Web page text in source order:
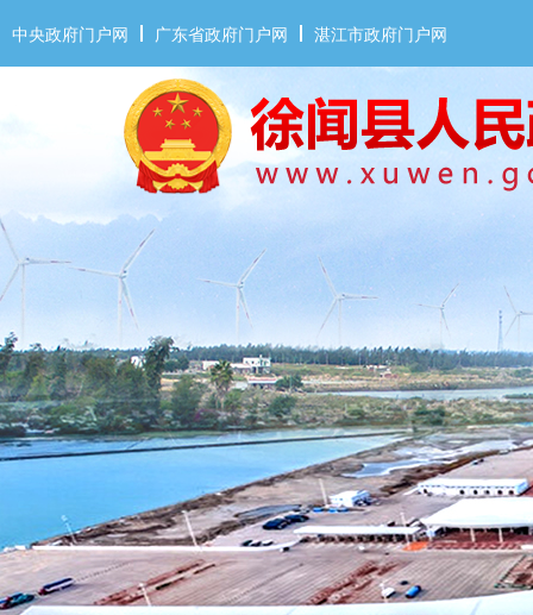
中央政府门户网 广东省政府门户网 湛江市政府门户网